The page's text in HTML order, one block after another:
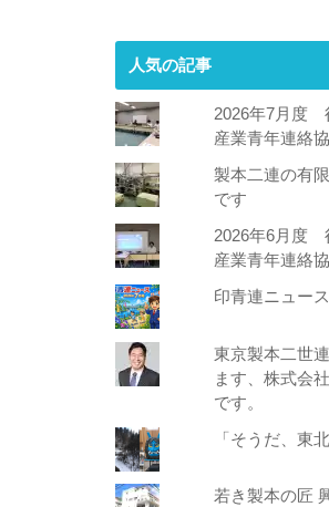
人気の記事
2026年7月度
産業青年連絡
製本二連の有
です
2026年6月度
産業青年連絡
印青連ニュー
東京製本二世
ます、株式会
です。
「そうだ、東
若き製本の匠